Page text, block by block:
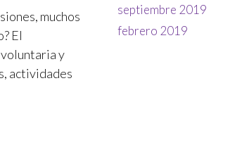
muchos
El
y
actividades
septiembre 2019
febrero 2019